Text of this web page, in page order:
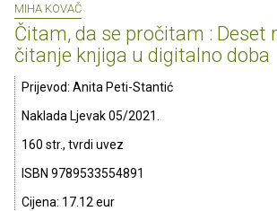
MIHA KOVAČ
Čitam, da se pročitam : Deset
čitanje knjiga u digitalno doba
Prijevod: Anita Peti-Stantić
Naklada Ljevak 05/2021.
160 str., tvrdi uvez
ISBN 9789533554891
Cijena: 17.12 eur